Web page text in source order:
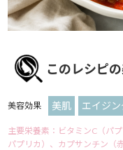
このレシピ
美容効果 美肌 エイジ
主要栄養素：ビタミンC（パ
パプリカ）、カプサンチン（